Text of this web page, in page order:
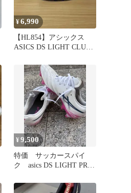
¥6,990
【HL854】アシックス
ASICS DS LIGHT CLUB
¥9,500
特価 サッカースパイ
ク asics DS LIGHT PRO